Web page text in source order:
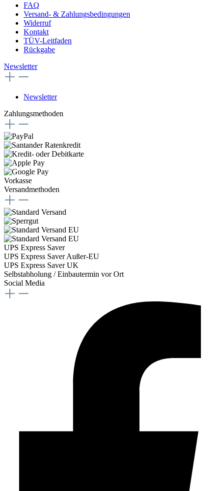
FAQ
Versand- & Zahlungsbedingungen
Widerruf
Kontakt
TÜV-Leitfaden
Rückgabe
Newsletter
Newsletter
Zahlungsmethoden
Vorkasse
Versandmethoden
UPS Express Saver
UPS Express Saver Außer-EU
UPS Express Saver UK
Selbstabholung / Einbautermin vor Ort
Social Media